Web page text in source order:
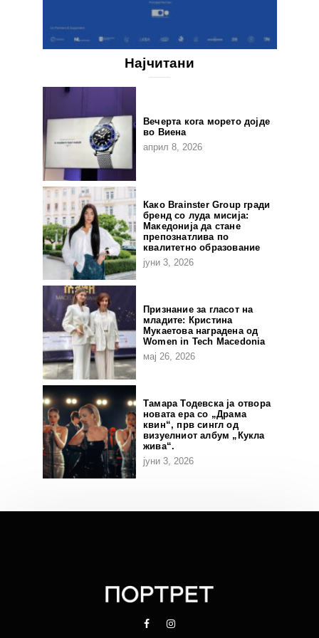
Најчитани
Вечерта кога морето дојде
во Виена
април 8, 2026
Како Brainster Group гради
бренд со луда мисија:
Македонија да стане
препознатлива по
квалитетно образование
јуни 3, 2026
Признание за гласот на
младите: Кристина
Мукаетова наградена од
Women in Tech Macedonia
мај 26, 2026
Тамара Тодевска ја отвора
новата ера со „Драма
квин“, прв сингл од
визуелниот албум „Кукла
жива“.
јуни 3, 2026